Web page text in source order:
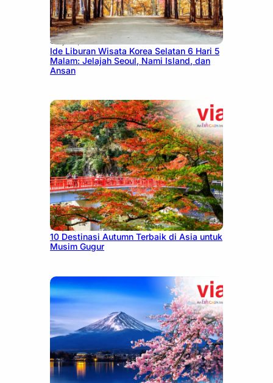
July 15, 2026
Ide Liburan Wisata Korea Selatan 6 Hari 5
Malam: Jelajah Seoul, Nami Island, dan
Ansan
July 9, 2026
10 Destinasi Autumn Terbaik di Asia untuk
Musim Gugur